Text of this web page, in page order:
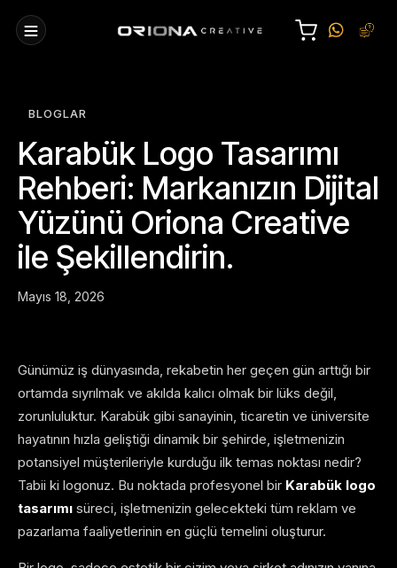
BLOGLAR
Karabük Logo Tasarımı
Rehberi: Markanızın Dijital
Yüzünü Oriona Creative
ile Şekillendirin.
Mayıs 18, 2026
Günümüz iş dünyasında, rekabetin her geçen gün arttığı bir
ortamda sıyrılmak ve akılda kalıcı olmak bir lüks değil,
zorunluluktur. Karabük gibi sanayinin, ticaretin ve üniversite
hayatının hızla geliştiği dinamik bir şehirde, işletmenizin
potansiyel müşterileriyle kurduğu ilk temas noktası nedir?
Tabii ki logonuz. Bu noktada profesyonel bir Karabük logo
tasarımı süreci, işletmenizin gelecekteki tüm reklam ve
pazarlama faaliyetlerinin en güçlü temelini oluşturur.